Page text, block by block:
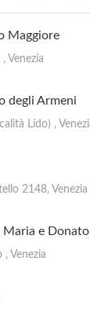
Maggiore
Venezia
degli Armeni
Lido) ,
2148, Venezia
Maria e Donato
Venezia